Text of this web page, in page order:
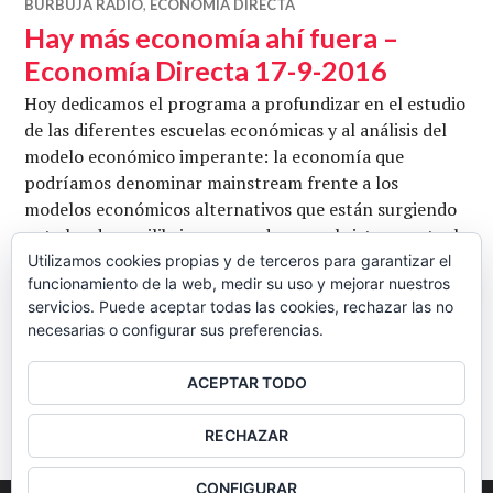
BURBUJA RADIO, ECONOMÍA DIRECTA
Hay más economía ahí fuera –
Economía Directa 17-9-2016
Hoy dedicamos el programa a profundizar en el estudio
de las diferentes escuelas económicas y al análisis del
modelo económico imperante: la economía que
podríamos denominar mainstream frente a los
modelos económicos alternativos que están surgiendo
ante los desequilibrios generados por el sistema actual.
Analizamos qué modelos alternativos se proponen, por
qué se sigue defendiendo el actual sistema y qué retos
encontraremos en un futuro …Seguir leyendoHay más
BARRA
LATERAL
Utilizamos cookies propias y de terceros para garantizar el
funcionamiento de la web, medir su uso y mejorar nuestros
servicios. Puede aceptar todas las cookies, rechazar las no
necesarias o configurar sus preferencias.
ACEPTAR TODO
RECHAZAR
CONFIGURAR